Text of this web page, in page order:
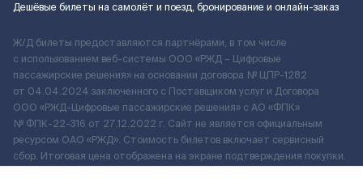
Дешёвые билеты на самолёт и поезд, бронирование и онлайн-заказ
Ж/Д билеты предоставляются партнёрами, в том числе
с использованием веб-системы ООО «РЖД – Цифровые
пассажирские решения» на основании договора № ЦПР-1282
от 04.04.2024 заключенного с Поставщиком услуг и Договора
ООО «РЖД-Цифровые пассажирские решения» c АО «ФПК»
№ ФПК-22-316 от 27.12.2022 г. Сайт не является официальным
ресурсом ОАО «РЖД». Стоимость билетов включает сервисный
сбор. Итоговая цена отображена на экране подтверждения покупки.